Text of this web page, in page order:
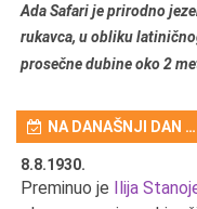
Ada Safari je prirodno
rukavca, u obliku
prosečne dubine oko 2
NA DANAŠNJI DAN …
8.8.1930.
Preminuo je Ilija